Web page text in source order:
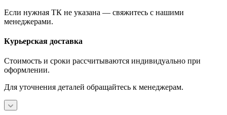
Если нужная ТК не указана — свяжитесь с нашими
менеджерами.
Курьерская доставка
Стоимость и сроки рассчитываются индивидуально при
оформлении.
Для уточнения деталей обращайтесь к менеджерам.